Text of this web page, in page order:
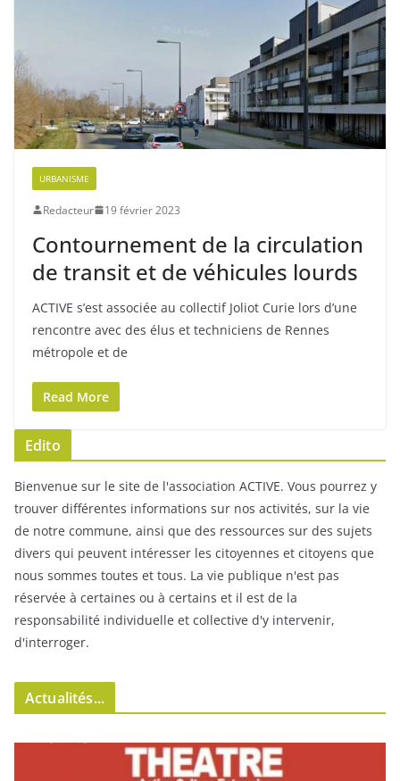
URBANISME
Redacteur 19 février 2023
Contournement de la circulation
de transit et de véhicules lourds
ACTIVE s’est associée au collectif Joliot Curie lors d’une
rencontre avec des élus et techniciens de Rennes
métropole et de
Read More
Edito
Bienvenue sur le site de l'association ACTIVE. Vous pourrez y
trouver différentes informations sur nos activités, sur la vie
de notre commune, ainsi que des ressources sur des sujets
divers qui peuvent intéresser les citoyennes et citoyens que
nous sommes toutes et tous. La vie publique n'est pas
réservée à certaines ou à certains et il est de la
responsabilité individuelle et collective d'y intervenir,
d'interroger.
Actualités...